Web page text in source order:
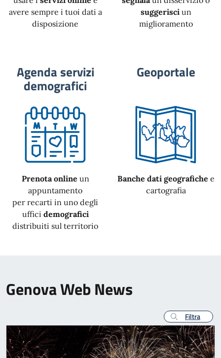
avere sempre i tuoi dati a
disposizione
suggerisciun
miglioramento
Agenda servizi
demografici
Prenota online un
appuntamento
per recarti in uno degli
uffici demografici
distribuiti sul territorio
Geoportale
Banche dati geografiche e
cartografia
Genova Web News
Filtra